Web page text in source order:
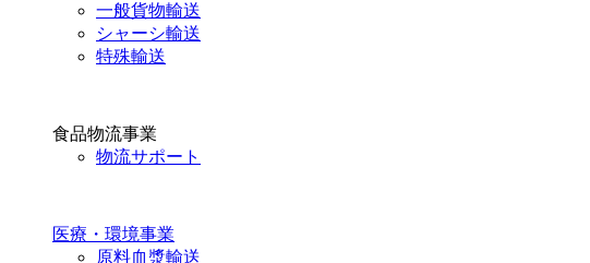
一般貨物輸送
シャーシ輸送
特殊輸送
食品物流事業
物流サポート
医療・環境事業
原料血漿輸送